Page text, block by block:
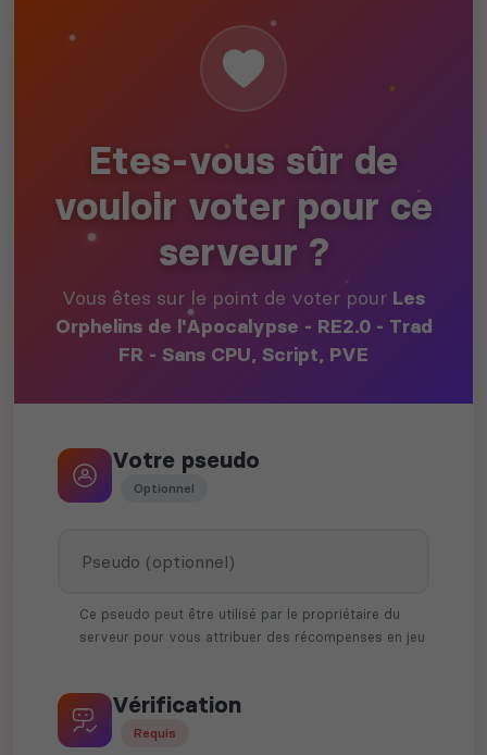
Etes-vous sûr de
vouloir voter pour ce
serveur ?
Vous êtes sur le point de voter pour Les
Orphelins de l'Apocalypse - RE2.0 - Trad
FR - Sans CPU, Script, PVE
Votre pseudo
Optionnel
Ce pseudo peut être utilisé par le propriétaire du
serveur pour vous attribuer des récompenses en jeu
Vérification
Requis